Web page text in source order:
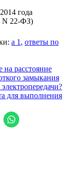
года
N 22-ФЗ)
а 1 , ответы по
на расстояние
замыкания
для выполнения